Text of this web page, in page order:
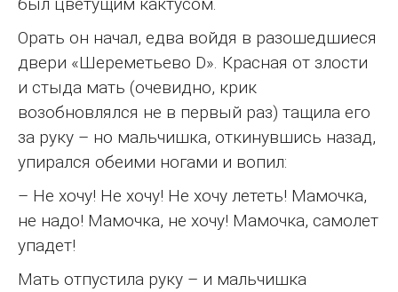
Орать он начал, едва войдя в разошедшиеся
двери «Шереметьево D». Красная от злости
и стыда мать (очевидно, крик
возобновлялся не в первый раз) тащила его
за руку – но мальчишка, откинувшись назад,
упирался обеими ногами и вопил:
– Не хочу! Не хочу! Не хочу лететь! Мамочка,
не надо! Мамочка, не хочу! Мамочка, самолет
упадет!
Мать отпустила руку – и мальчишка